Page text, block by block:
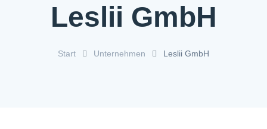
Leslii GmbH
Start Unternehmen Leslii GmbH